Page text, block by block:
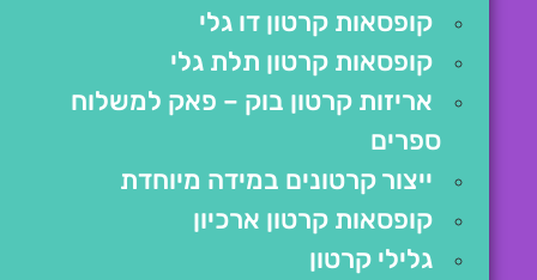
קופסאות קרטון דו גלי
קופסאות קרטון תלת גלי
אריזות קרטון בוק – פאק למשלוח
ספרים
ייצור קרטונים במידה מיוחדת
קופסאות קרטון ארכיון
גלילי קרטון